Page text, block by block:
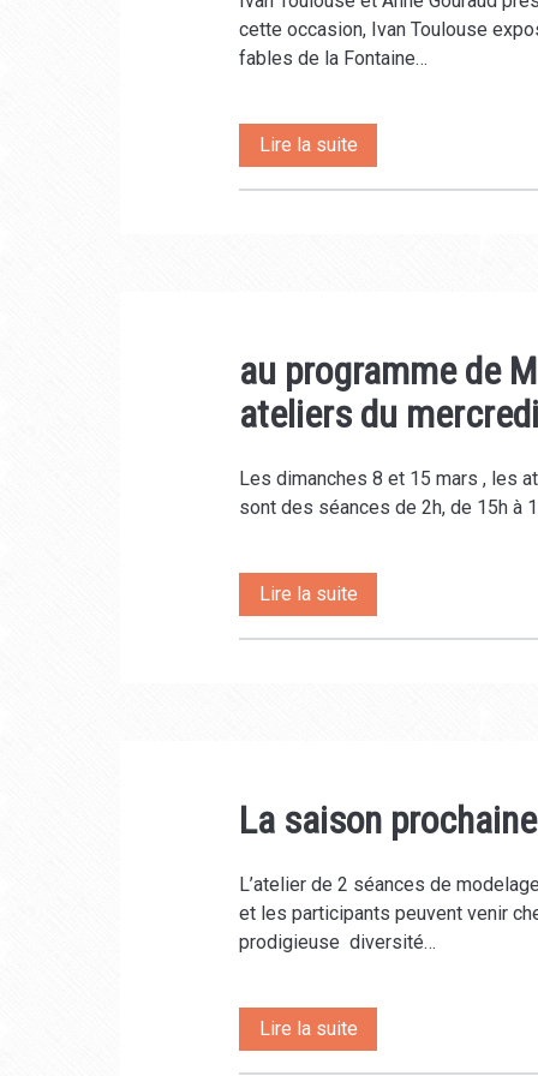
cette occasion, Ivan Toulouse
fables de la Fontaine…
Lire la suiteSpectacle
« Sagesses »
de
la
au programme de
ateliers du
Les dimanches 8 et 15 mars , les
sont des séances de 2h, de 15h à
Lire la suiteau
programme
Avril,
du
fil
fer,
ateliers
La saison
L’atelier de 2 séances de
et les participants peuvent venir
prodigieuse diversité…
Lire la suiteLa
saison